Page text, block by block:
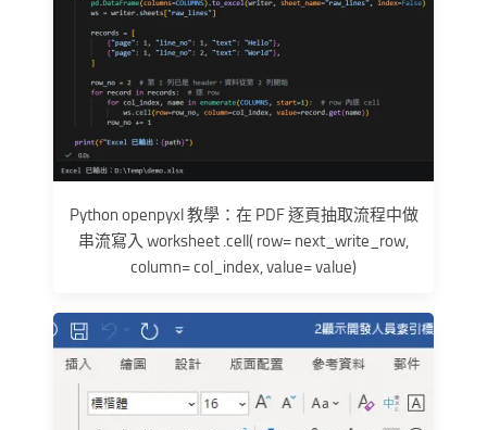
Python openpyxl 教學：在 PDF 逐頁抽取流程中做
串流寫入 worksheet .cell( row= next_write_row,
column= col_index, value= value)